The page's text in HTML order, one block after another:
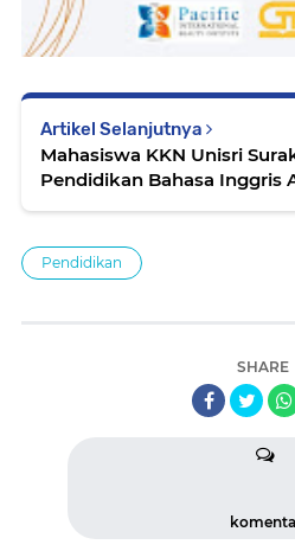
Artikel Selanjutnya
Mahasiswa KKN Unisri
Pendidikan Bahasa Inggris
Pendidikan
SHARE